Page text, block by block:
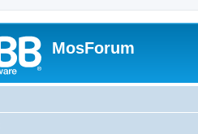
MosForum